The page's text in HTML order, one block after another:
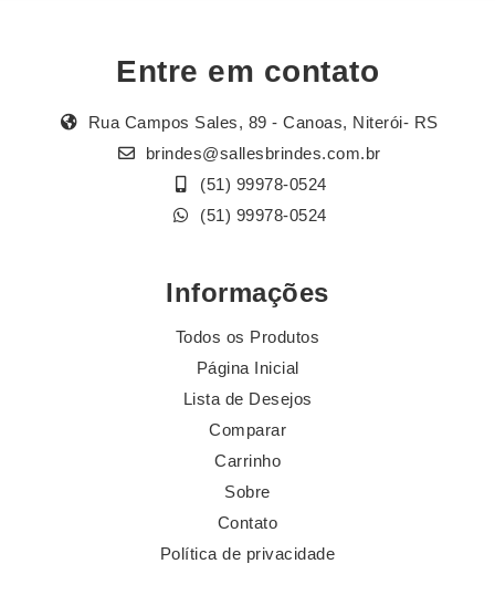
Entre em contato
Rua Campos Sales, 89 - Canoas, Niterói- RS
brindes@sallesbrindes.com.br
(51) 99978-0524
(51) 99978-0524
Informações
Todos os Produtos
Página Inicial
Lista de Desejos
Comparar
Carrinho
Sobre
Contato
Política de privacidade